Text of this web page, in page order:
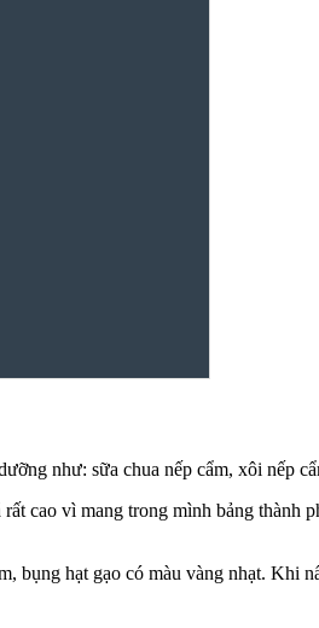
như: sữa chua nếp cẩm, xôi nếp
cao vì mang trong mình bảng thành
bụng hạt gạo có màu vàng nhạt. Khi